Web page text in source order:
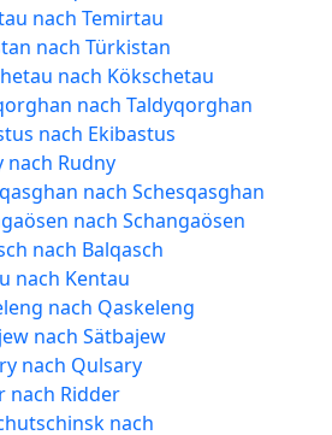
nach Temirtau
nach Türkistan
nach Kökschetau
nach Taldyqorghan
nach Ekibastus
nach Rudny
nach Schesqasghan
nach Schangaösen
nach Balqasch
nach Kentau
nach Qaskeleng
nach Sätbajew
nach Qulsary
nach Ridder
nach